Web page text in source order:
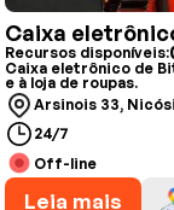
Caixa
Recursos disponíveis:
Caixa eletrônico de
e à loja de roupas.
Arsinois 33,
24/7
Off-line
Leia mais